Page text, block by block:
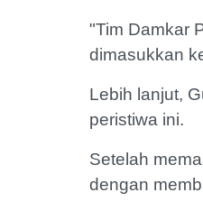
"Tim Damkar
dimasukkan
Lebih lanjut,
peristiwa ini.
Setelah
dengan